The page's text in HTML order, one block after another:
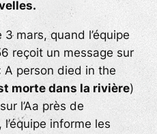
mars, quand l’équipe
reçoit un message sur
A person died in the
morte dans la rivière)
l’Aa près de
informe les